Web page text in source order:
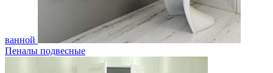
ванной
Пеналы подвесные